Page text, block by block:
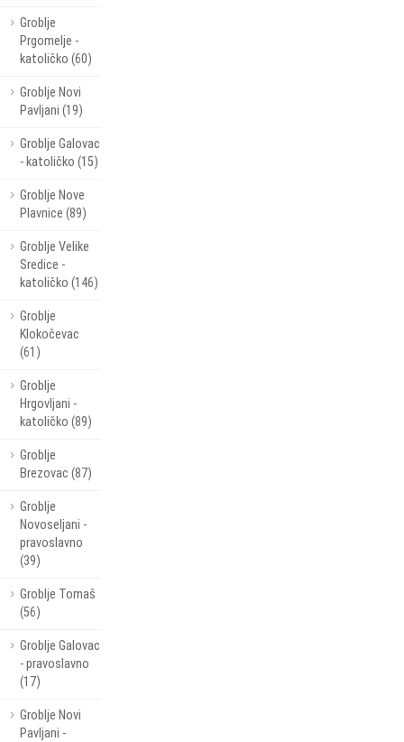
Groblje
Prgomelje -
katoličko (60)
Groblje Novi
Pavljani (19)
Groblje Galovac
- katoličko (15)
Groblje Nove
Plavnice (89)
Groblje Velike
Sredice -
katoličko (146)
Groblje
Klokočevac
(61)
Groblje
Hrgovljani -
katoličko (89)
Groblje
Brezovac (87)
Groblje
Novoseljani -
pravoslavno
(39)
Groblje Tomaš
(56)
Groblje Galovac
- pravoslavno
(17)
Groblje Novi
Pavljani -